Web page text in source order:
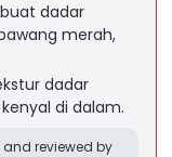
dadar
merah,
dadar
di dalam.
reviewed by